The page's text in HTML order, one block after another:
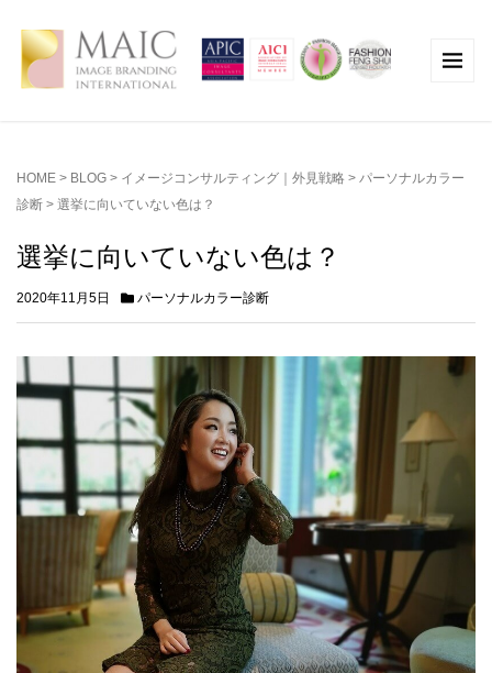
HOME > BLOG > イメージコンサルティング｜外見戦略 > パーソナルカラー
診断 > 選挙に向いていない色は？
選挙に向いていない色は？
2020年11月5日 パーソナルカラー診断